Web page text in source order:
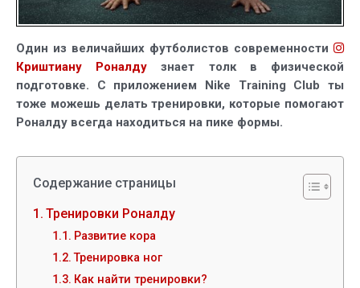
Один из величайших футболистов современности
Криштиану Роналду знает толк в физической
подготовке. С приложением Nike Training Club ты
тоже можешь делать тренировки, которые помогают
Роналду всегда находиться на пике формы.
Содержание страницы
Тренировки Роналду
Развитие кора
Тренировка ног
Как найти тренировки?